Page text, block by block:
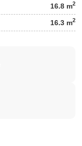
16.8 m2
16.3 m2